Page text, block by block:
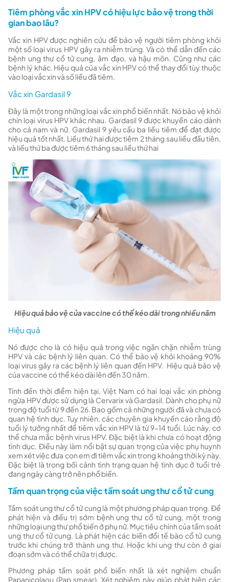
Tiêm phòng vắc xin HPV có hiệu lực bảo vệ trong thời
gian bao lâu?
Vắc xin HPV được nghiên cứu để bảo vệ người tiêm phòng khỏi
một số loại virus HPV gây ra nhiễm trùng. Và có thể dẫn đến các
bệnh ung thư cổ tử cung, âm đạo, và hậu môn. Cũng như các
bệnh lý khác. Hiệu quả của vắc xin HPV có thể thay đổi tùy thuộc
vào loại vắc xin và số liều đã tiêm.
Vắc xin Gardasil 9
Đây là một trong những loại vắc xin phổ biến nhất. Nó bảo vệ khỏi
chín loại virus HPV khác nhau. Gardasil 9 được khuyến cáo dành
cho cả nam và nữ. Gardasil 9 yêu cầu ba liều tiêm để đạt được
hiệu quả tốt nhất. Liều thứ hai được tiêm 2 tháng sau liều đầu tiên,
và liều thứ ba được tiêm 6 tháng sau liều thứ hai
Hiệu quả bảo vệ của vaccine có thể kéo dài trong nhiều năm
Hiệu quả
Nó được cho là có hiệu quả trong việc ngăn chặn nhiễm trùng
HPV và các bệnh lý liên quan. Có thể bảo vệ khỏi khoảng 90%
loại virus gây ra các bệnh lý liên quan đến HPV. Hiệu quả bảo vệ
của vaccine có thể kéo dài lên đến 30 năm.
Tính đến thời điểm hiện tại, Việt Nam có hai loại vắc xin phòng
ngừa HPV được sử dụng là Cervarix và Gardasil. Dành cho phụ nữ
trong độ tuổi từ 9 đến 26. Bao gồm cả những người đã và chưa có
quan hệ tình dục. Tuy nhiên, các chuyên gia khuyến cáo rằng độ
tuổi lý tưởng nhất để tiêm vắc xin HPV là từ 9-14 tuổi. Lúc này, cơ
thể chưa mắc bệnh virus HPV. Đặc biệt là khi chưa có hoạt động
tình dục. Điều này làm nổi bật sự quan trọng của việc phụ huynh
xem xét việc đưa con em đi tiêm vắc xin trong khoảng thời kỳ này.
Đặc biệt là trong bối cảnh tình trạng quan hệ tình dục ở tuổi trẻ
đang ngày càng trở nên phổ biến.
Tầm quan trọng của việc tầm soát ung thư cổ tử cung
Tầm soát ung thư cổ tử cung là một phương pháp quan trọng. Để
phát hiện và điều trị sớm bệnh ung thư cổ tử cung, một trong
những loại ung thư phổ biến ở phụ nữ. Mục tiêu chính của tầm soát
ung thư cổ tử cung. Là phát hiện các biến đổi tế bào cổ tử cung
trước khi chúng trở thành ung thư. Hoặc khi ung thư còn ở giai
đoạn sớm và có thể chữa trị được.
Phương pháp tầm soát phổ biến nhất là xét nghiệm chuẩn
Papanicolaou (Pap smear). Xét nghiệm này giúp phát hiện các